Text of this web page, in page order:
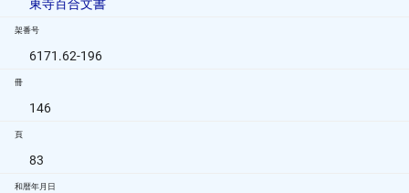
東寺百合文書
架番号
6171.62-196
冊
146
頁
83
和暦年月日